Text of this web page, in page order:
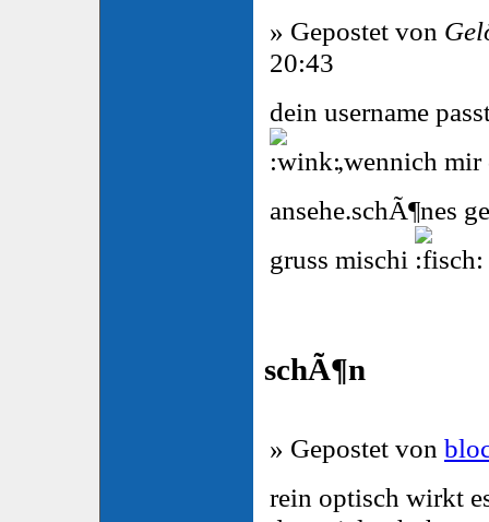
» Gepostet von
20:43
dein username
,wennich mir
ansehe.schÃ¶nes
gruss mischi
schÃ¶n
» Gepostet von
rein optisch wirkt